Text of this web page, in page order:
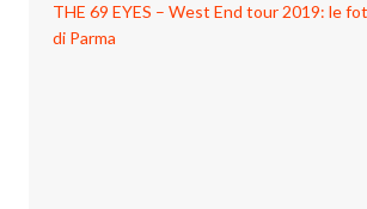
THE 69 EYES – West End tour 2019: le
di Parma